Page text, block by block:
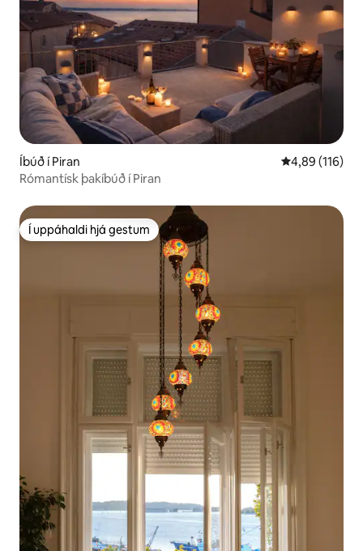
Íbúð í Piran 4,89 af 5 í
4,89 (116)
Rómantísk þakíbúð í Piran
Í uppáhaldi hjá gestum
Í uppáhaldi hjá gestum